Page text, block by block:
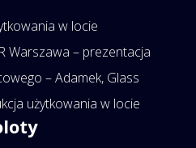
w locie
Warszawa – prezentacja
– Adamek, Glass
użytkowania w locie